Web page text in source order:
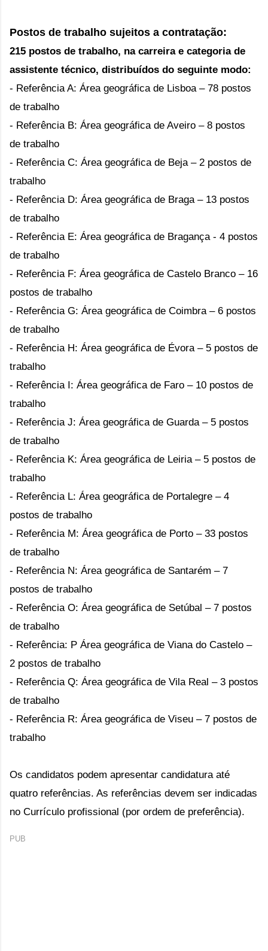
Postos de trabalho sujeitos a contratação:
215 postos de trabalho, na carreira e categoria de
assistente técnico, distribuídos do seguinte modo:
- Referência A: Área geográfica de Lisboa – 78 postos
de trabalho
- Referência B: Área geográfica de Aveiro – 8 postos
de trabalho
- Referência C: Área geográfica de Beja – 2 postos de
trabalho
- Referência D: Área geográfica de Braga – 13 postos
de trabalho
- Referência E: Área geográfica de Bragança - 4 postos
de trabalho
- Referência F: Área geográfica de Castelo Branco – 16
postos de trabalho
- Referência G: Área geográfica de Coimbra – 6 postos
de trabalho
- Referência H: Área geográfica de Évora – 5 postos de
trabalho
- Referência I: Área geográfica de Faro – 10 postos de
trabalho
- Referência J: Área geográfica de Guarda – 5 postos
de trabalho
- Referência K: Área geográfica de Leiria – 5 postos de
trabalho
- Referência L: Área geográfica de Portalegre – 4
postos de trabalho
- Referência M: Área geográfica de Porto – 33 postos
de trabalho
- Referência N: Área geográfica de Santarém – 7
postos de trabalho
- Referência O: Área geográfica de Setúbal – 7 postos
de trabalho
- Referência: P Área geográfica de Viana do Castelo –
2 postos de trabalho
- Referência Q: Área geográfica de Vila Real – 3 postos
de trabalho
- Referência R: Área geográfica de Viseu – 7 postos de
trabalho
Os candidatos podem apresentar candidatura até
quatro referências. As referências devem ser indicadas
no Currículo profissional (por ordem de preferência).
PUB